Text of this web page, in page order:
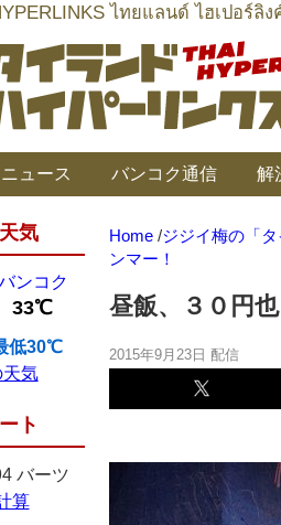
ไทยแลนด์ ไฮเปอร์ลิ
ュース バンコク通信 解
気
ンコク
33℃
低30℃
気
ト
バーツ
算
Home /ジジイ梅の「タ
ンマー！
昼飯、３０円
2015年9月23日 配信